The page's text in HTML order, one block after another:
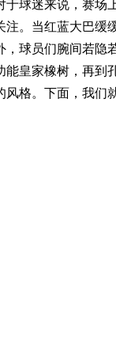
于球迷来说，赛场
注。当红蓝大巴缓
球员们腕间若隐
能皇家橡树，再到
格。下面，我们